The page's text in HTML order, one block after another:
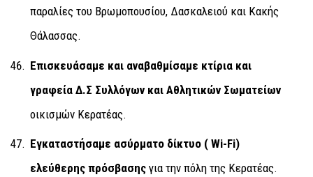
παραλίες του Βρωμοπουσίου, Δασκαλειού και Κακής
Θάλασσας.
Επισκευάσαμε και αναβαθμίσαμε κτίρια και
γραφεία Δ.Σ Συλλόγων και Αθλητικών Σωματείων
οικισμών Κερατέας.
Εγκαταστήσαμε ασύρματο δίκτυο ( Wi-Fi)
ελεύθερης πρόσβασης για την πόλη της Κερατέας.